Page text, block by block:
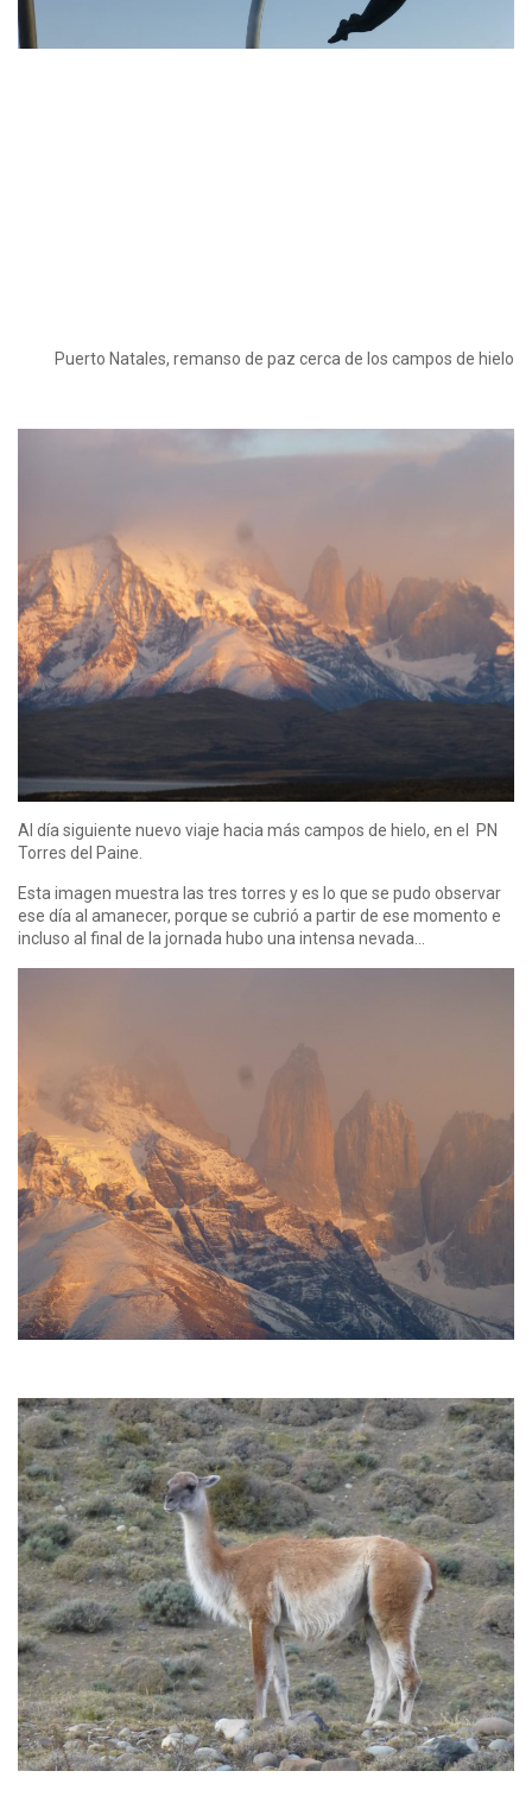
Puerto Natales, remanso de paz cerca de los campos de hielo
Al día siguiente nuevo viaje hacia más campos de hielo, en el PN
Torres del Paine.
Esta imagen muestra las tres torres y es lo que se pudo observar
ese día al amanecer, porque se cubrió a partir de ese momento e
incluso al final de la jornada hubo una intensa nevada…